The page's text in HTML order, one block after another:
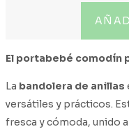
El portabebé comodín
La bandolera de anillas
versátiles y prácticos.
fresca y cómoda, unido a